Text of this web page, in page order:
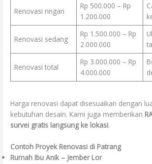
Renovasi ringan
Rp 500.000 – Rp
1.200.000
Renovasi sedang
Rp 1.500.000 – Rp
2.000.000
Renovasi total
Rp 3.000.000 – Rp
4.000.000
Harga renovasi dapat disesuaikan dengan
kebutuhan desain. Kami juga memberikan
survei gratis langsung ke lokasi.
Contoh Proyek Renovasi di Patrang
Rumah Ibu Anik – Jember Lor